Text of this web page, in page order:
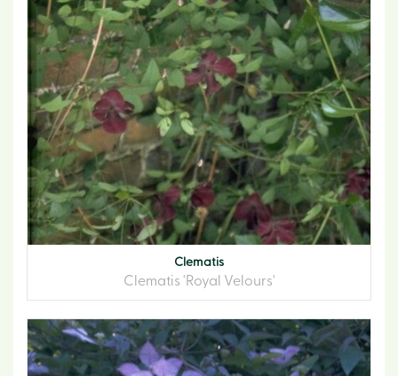
Clematis
Clematis 'Royal Velours'